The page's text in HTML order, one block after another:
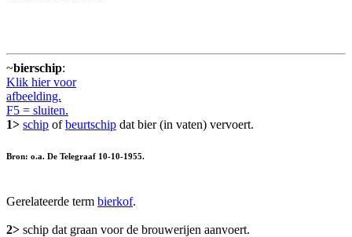
~bierschip:
Klik hier voor
afbeelding.
F5 = sluiten.
1> schip ofbeurtschip dat bier (in vaten) vervoert.
Bron: o.a. De Telegraaf 10-10-1955.
Gerelateerde term bierkof.
2> schip dat graan voor de brouwerijen aanvoert.